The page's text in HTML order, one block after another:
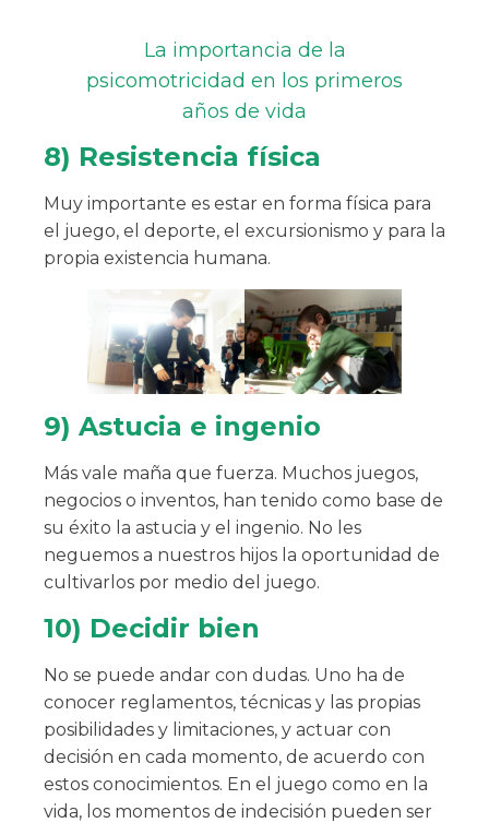
La importancia de la
psicomotricidad en los primeros
años de vida
8) Resistencia física
Muy importante es estar en forma física para
el juego, el deporte, el excursionismo y para la
propia existencia humana.
9) Astucia e ingenio
Más vale maña que fuerza. Muchos juegos,
negocios o inventos, han tenido como base de
su éxito la astucia y el ingenio. No les
neguemos a nuestros hijos la oportunidad de
cultivarlos por medio del juego.
10) Decidir bien
No se puede andar con dudas. Uno ha de
conocer reglamentos, técnicas y las propias
posibilidades y limitaciones, y actuar con
decisión en cada momento, de acuerdo con
estos conocimientos. En el juego como en la
vida, los momentos de indecisión pueden ser